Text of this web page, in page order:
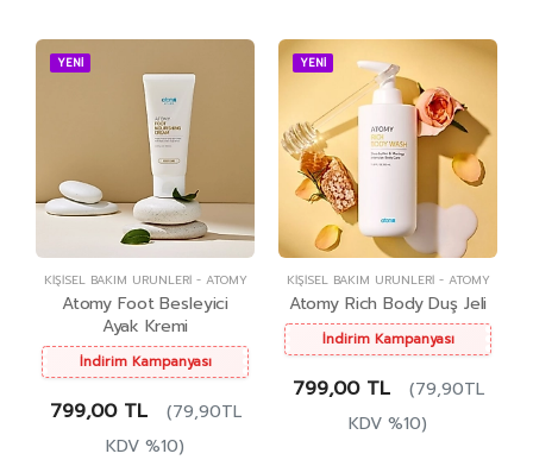
YENİ
KIŞISEL BAKIM ÜRÜNLERI- ATOMY
Atomy Foot Besleyici
Ayak Kremi
İndirim Kampanyası
799,00 TL
(79,90TL
KDV %10)
YENİ
KIŞISEL BAKIM ÜRÜNLERI- ATOMY
Atomy Rich Body Duş Jeli
İndirim Kampanyası
799,00 TL
(79,90TL
KDV %10)